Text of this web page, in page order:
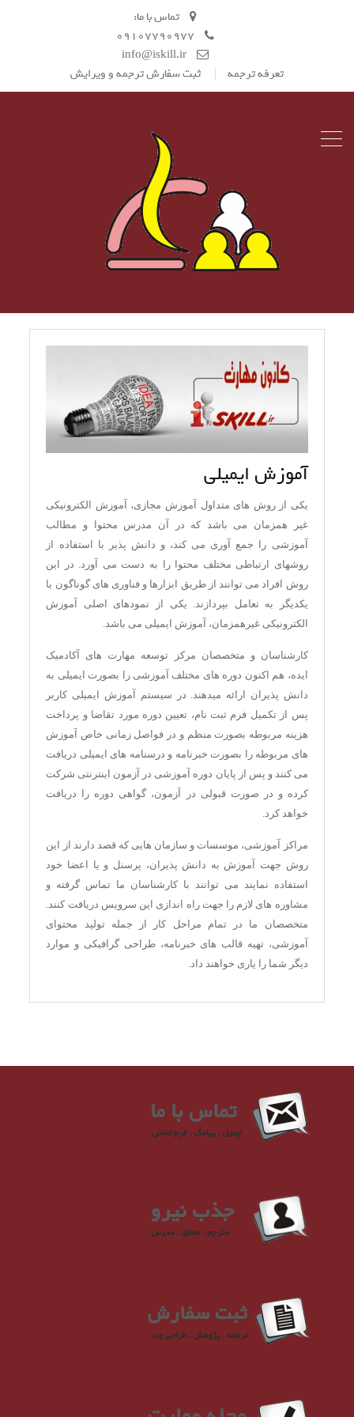
تماس با ما:
تعرفه ترجمه
ثبت سفارش ترجمه و ویرایش
آموزش ایمیلی
یکی از روش های متداول آموزش مجازی، آموزش الکترونیکی
غیر همزمان می باشد که در آن مدرس محتوا و مطالب
آموزشی را جمع آوری می کند، و دانش پذیر با استفاده از
روشهای ارتباطی مختلف محتوا را به دست می آورد. در این
روش افراد می توانند از طریق ابزارها و فناوری های گوناگون با
یکدیگر به تعامل بپردازند. یکی از نمودهای اصلی آموزش
الکترونیکی غیرهمزمان، آموزش ایمیلی می باشد.
کارشناسان و متخصصان مرکز توسعه مهارت های آکادمیک
ایده، هم اکنون دوره های مختلف آموزشی را بصورت ایمیلی به
دانش پذیران ارائه میدهند. در سیستم آموزش ایمیلی کاربر
پس از تکمیل فرم ثبت نام، تعیین دوره مورد تقاضا و پرداخت
هزینه مربوطه بصورت منظم و در فواصل زمانی خاص آموزش
های مربوطه را بصورت خبرنامه و درسنامه های ایمیلی دریافت
می کنند و پس از پایان دوره آموزشی در آزمون اینترنتی شرکت
کرده و در صورت قبولی در آزمون، گواهی دوره را دریافت
خواهد کرد.
مراکز آموزشی، موسسات و سازمان هایی که قصد دارند از این
روش جهت آموزش به دانش پذیران، پرسنل و یا اعضا خود
استفاده نمایند می توانند با کارشناسان ما تماس گرفته و
مشاوره های لازم را جهت راه اندازی این سرویس دریافت کنند.
متخصصان ما در تمام مراحل کار از جمله تولید محتوای
آموزشی، تهیه قالب های خبرنامه، طراحی گرافیکی و موارد
دیگر شما را یاری خواهند داد.